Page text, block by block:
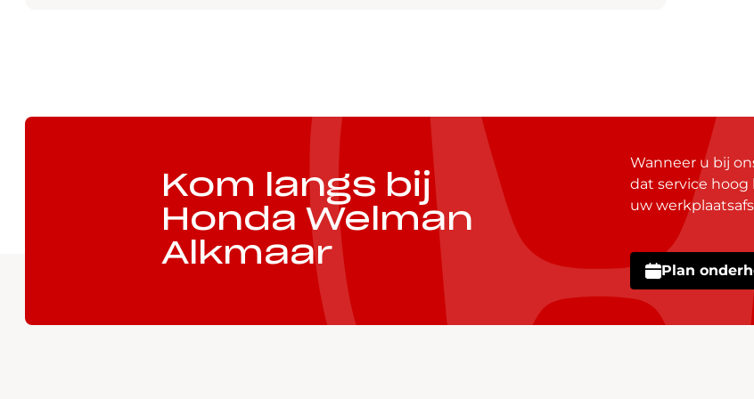
Kom langs bij
Honda Welman
Alkmaar
Wanneer u bij
dat service hoog
uw
Plan